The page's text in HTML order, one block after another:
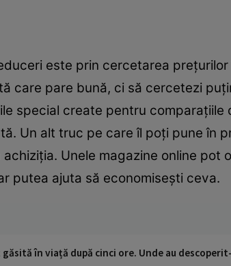
este prin cercetarea prețurilor
care pare bună, ci să cercetezi
special create pentru comparațiile
Un alt truc pe care îl poți pune în
Unele magazine online pot
putea ajuta să economisești ceva.
în viață după cinci ore. Unde au